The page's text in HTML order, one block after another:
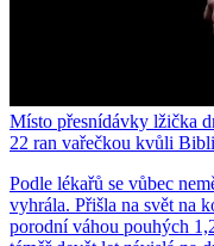
Místo přesnídávky lžička
22 ran vařečkou kvůli Bibli
Podle lékařů se vůbec
vyhrála. Přišla na svět na
porodní váhou pouhých